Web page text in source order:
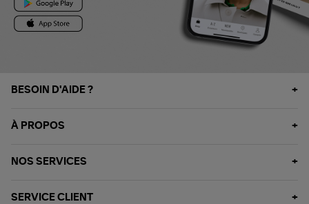
BESOIN D'AIDE ?
À PROPOS
NOS SERVICES
SERVICE CLIENT